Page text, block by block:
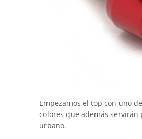
Empezamos el top con uno
colores que además
urbano.